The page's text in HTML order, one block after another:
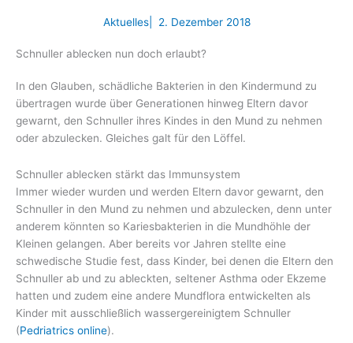
Aktuelles| 2. Dezember 2018
Schnuller ablecken nun doch erlaubt?
In den Glauben, schädliche Bakterien in den Kindermund zu
übertragen wurde über Generationen hinweg Eltern davor
gewarnt, den Schnuller ihres Kindes in den Mund zu nehmen
oder abzulecken. Gleiches galt für den Löffel.
Schnuller ablecken stärkt das Immunsystem
Immer wieder wurden und werden Eltern davor gewarnt, den
Schnuller in den Mund zu nehmen und abzulecken, denn unter
anderem könnten so Kariesbakterien in die Mundhöhle der
Kleinen gelangen. Aber bereits vor Jahren stellte eine
schwedische Studie fest, dass Kinder, bei denen die Eltern den
Schnuller ab und zu ableckten, seltener Asthma oder Ekzeme
hatten und zudem eine andere Mundflora entwickelten als
Kinder mit ausschließlich wassergereinigtem Schnuller
(Pedriatrics online).